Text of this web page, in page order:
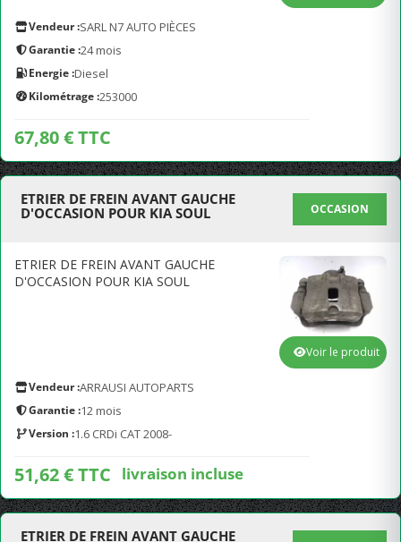
Vendeur :SARL N7 AUTO PIÈCES
Garantie :24 mois
Energie :Diesel
Kilométrage :253000
67,80 € TTC
ETRIER DE FREIN AVANT GAUCHE
D'OCCASION POUR KIA SOUL
OCCASION
ETRIER DE FREIN AVANT GAUCHE
D'OCCASION POUR KIA SOUL
Vendeur :ARRAUSI AUTOPARTS
Garantie :12 mois
Version :1.6 CRDi CAT 2008-
51,62 € TTC livraison incluse
Voir le produit
ETRIER DE FREIN AVANT GAUCHE